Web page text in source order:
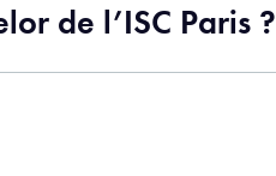
de l’ISC Paris ?